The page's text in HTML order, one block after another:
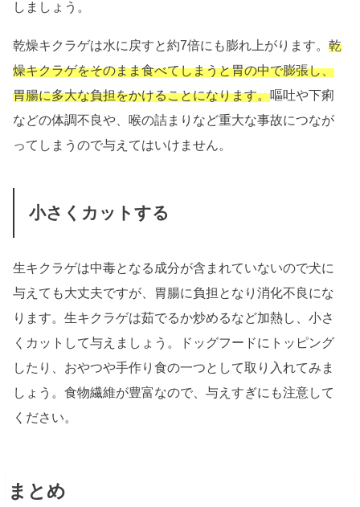
しましょう。
乾燥キクラゲは水に戻すと約7倍にも膨れ上がります。乾
燥キクラゲをそのまま食べてしまうと胃の中で膨張し、
胃腸に多大な負担をかけることになります。嘔吐や下痢
などの体調不良や、喉の詰まりなど重大な事故につなが
ってしまうので与えてはいけません。
小さくカットする
生キクラゲは中毒となる成分が含まれていないので犬に
与えても大丈夫ですが、胃腸に負担となり消化不良にな
ります。生キクラゲは茹でるか炒めるなど加熱し、小さ
くカットして与えましょう。ドッグフードにトッピング
したり、おやつや手作り食の一つとして取り入れてみま
しょう。食物繊維が豊富なので、与えすぎにも注意して
ください。
まとめ